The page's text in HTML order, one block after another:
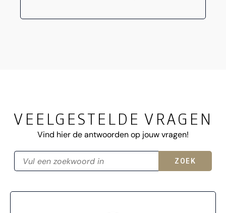
VEELGESTELDE VRAGEN
Vind hier de antwoorden op jouw vragen!
ZOEK